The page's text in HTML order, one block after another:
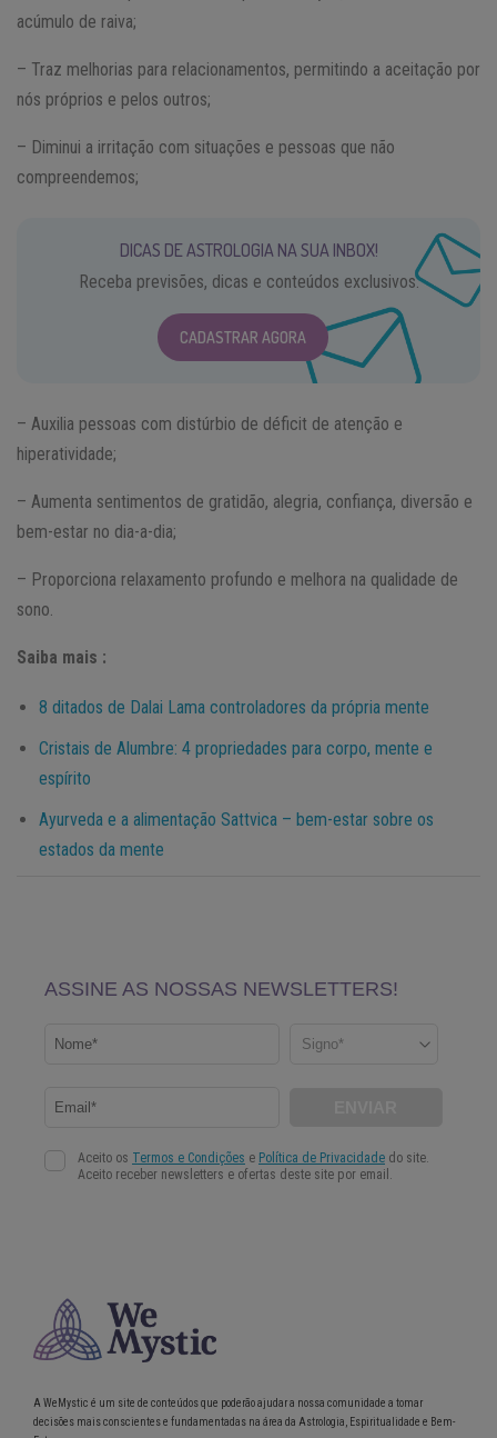
acúmulo de raiva;
– Traz melhorias para relacionamentos, permitindo a aceitação por
nós próprios e pelos outros;
– Diminui a irritação com situações e pessoas que não
compreendemos;
DICAS DE ASTROLOGIA NA SUA INBOX!
Receba previsões, dicas e conteúdos exclusivos.
CADASTRAR AGORA
– Auxilia pessoas com distúrbio de déficit de atenção e
hiperatividade;
– Aumenta sentimentos de gratidão, alegria, confiança, diversão e
bem-estar no dia-a-dia;
– Proporciona relaxamento profundo e melhora na qualidade de
sono.
Saiba mais :
8 ditados de Dalai Lama controladores da própria mente
Cristais de Alumbre: 4 propriedades para corpo, mente e
espírito
Ayurveda e a alimentação Sattvica – bem-estar sobre os
estados da mente
A WeMystic é um site de conteúdos que poderão ajudar a nossa comunidade a tomar
decisões mais conscientes e fundamentadas na área da Astrologia, Espiritualidade e Bem-